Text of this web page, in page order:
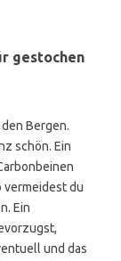
gestochen
Bergen.
schön. Ein
vermeidest du
Ein
und das